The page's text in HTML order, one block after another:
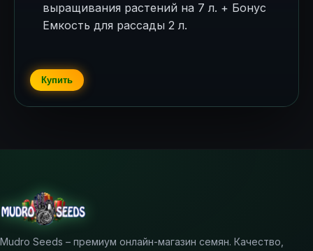
выращивания растений на 7 л. + Бонус
Емкость для рассады 2 л.
Купить
Mudro Seeds – премиум онлайн-магазин семян. Качество,